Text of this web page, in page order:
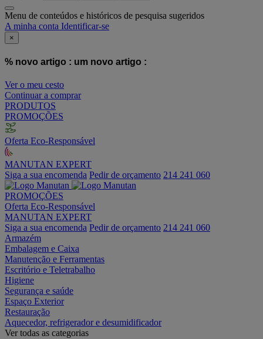
Menu de conteúdos e históricos de pesquisa sugeridos
A minha conta Identificar-se
×
% novo artigo : um novo artigo :
Ver o meu cesto
Continuar a comprar
PRODUTOS
PROMOÇÕES
Oferta Eco-Responsável
MANUTAN EXPERT
Siga a sua encomenda Pedir de orçamento 214 241 060
PROMOÇÕES
Oferta Eco-Responsável
MANUTAN EXPERT
Siga a sua encomenda Pedir de orçamento 214 241 060
Armazém
Embalagem e Caixa
Manutenção e Ferramentas
Escritório e Teletrabalho
Higiene
Segurança e saúde
Espaço Exterior
Restauração
Aquecedor, refrigerador e desumidificador
Ver todas as categorias